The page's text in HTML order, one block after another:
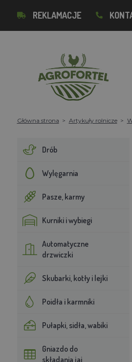
REKLAMACJE
Główna strona Artykuły rolnicze
Drób
Wylęgarnia
Pasze, karmy
Kurniki i wybiegi
Automatyczne
drzwiczki
Skubarki, kotły i lejki
Poidła i karmniki
Pułapki, sidła, wabiki
Gniazdo do
składania jaj